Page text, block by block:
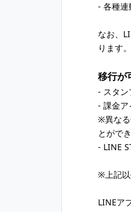
- 各種連
なお、
ります。
移行が
- スタン
- 課金ア
※異な
とがで
- LINE
※上記以
LINEア